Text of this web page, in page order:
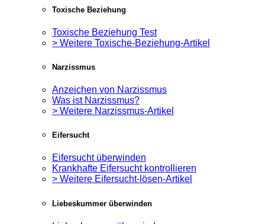
Toxische Beziehung
Toxische Beziehung Test
> Weitere Toxische-Beziehung-Artikel
Narzissmus
Anzeichen von Narzissmus
Was ist Narzissmus?
> Weitere Narzissmus-Artikel
Eifersucht
Eifersucht überwinden
Krankhafte Eifersucht kontrollieren
> Weitere Eifersucht-lösen-Artikel
Liebeskummer überwinden